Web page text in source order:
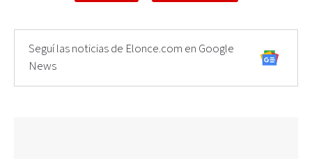
Seguí las noticias de Elonce.com en Google
News